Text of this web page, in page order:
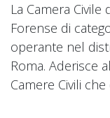
La Camera
Forense di
operante nel
Roma. Aderisce
Camere Civili